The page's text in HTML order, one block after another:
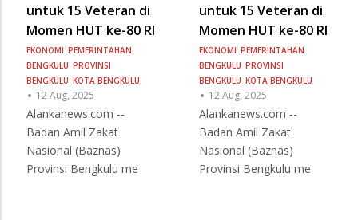
untuk 15 Veteran di
Momen HUT ke-80 RI
EKONOMI PEMERINTAHAN
BENGKULU PROVINSI
BENGKULU KOTA BENGKULU
12 Aug, 2025
Alankanews.com --
Badan Amil Zakat
Nasional (Baznas)
Provinsi Bengkulu me
untuk 15 Veteran di
Momen HUT ke-80 RI
EKONOMI PEMERINTAHAN
BENGKULU PROVINSI
BENGKULU KOTA BENGKULU
12 Aug, 2025
Alankanews.com --
Badan Amil Zakat
Nasional (Baznas)
Provinsi Bengkulu me